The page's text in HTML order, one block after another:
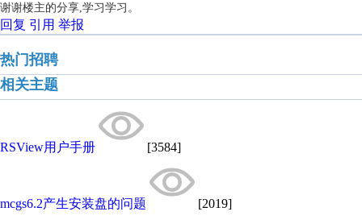
谢谢楼主的分享,学习学习。
回复 引用 举报
热门招聘
相关主题
RSView用户手册 [3584]
mcgs6.2产生安装盘的问题 [2019]